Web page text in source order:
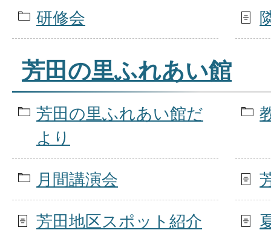
研修会
芳田の里ふれあい館
芳田の里ふれあい館だ
より
月間講演会
芳田地区スポット紹介